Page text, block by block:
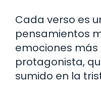
Cada verso es
pensamientos
emociones
protagonista,
sumido en la